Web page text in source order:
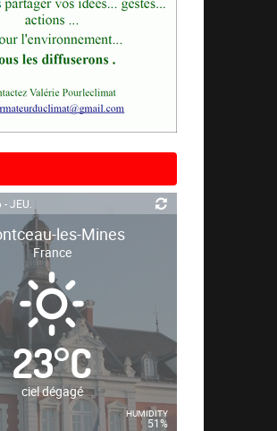
JEU.
les-Mines
France
23°C
ciel dégagé
HUMIDITY
51%